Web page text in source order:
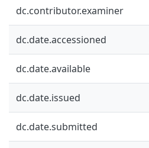
dc.contributor.examiner
dc.date.accessioned
dc.date.available
dc.date.issued
dc.date.submitted